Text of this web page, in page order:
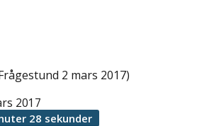
2 mars 2017)
2017
28 sekunder